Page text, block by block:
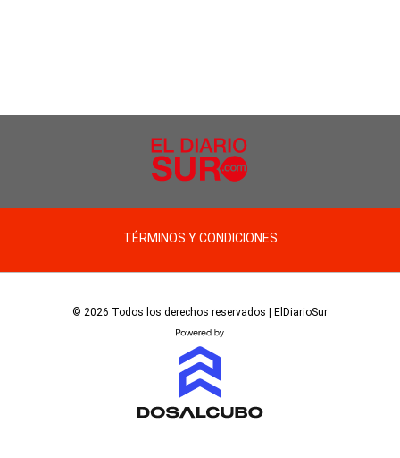
TÉRMINOS Y CONDICIONES
© 2026 Todos los derechos reservados | ElDiarioSur